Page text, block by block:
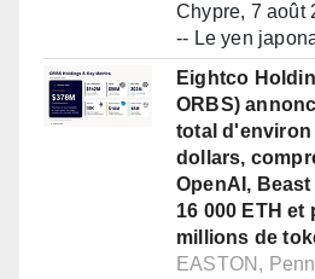
Chypre, 7 août
-- Le yen
Eightco
ORBS)
total d'environ
dollars,
OpenAI,
16 000 ETH et
millions de
EASTON,